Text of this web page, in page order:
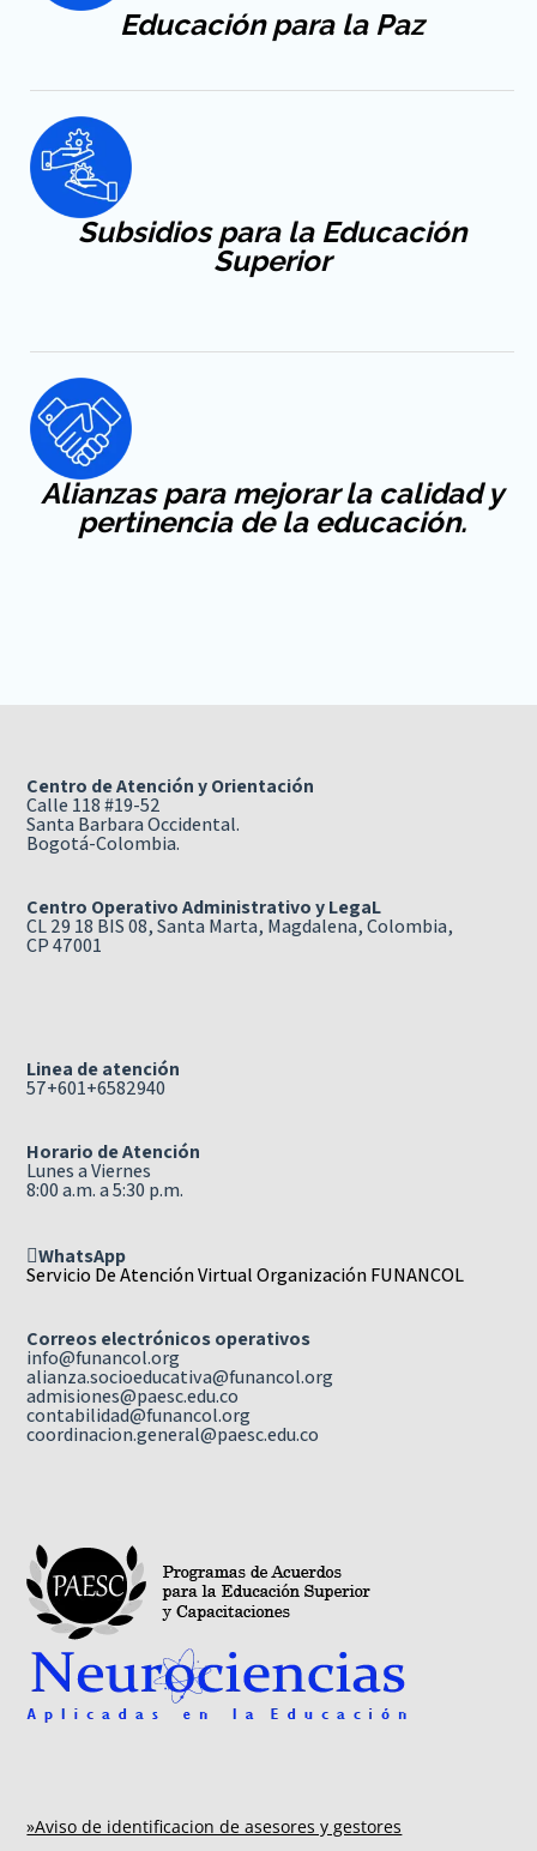
Educaciónpara la Paz
Subsidios para la Educación
Superior
Alianzas para mejorar la calidad y
pertinencia de la educación.
Centro de Atención y Orientación
Calle 118 #19-52
Santa Barbara Occidental.
Bogotá-Colombia.
Centro Operativo Administrativo y LegaL
CL 29 18 BIS 08, Santa Marta, Magdalena, Colombia,
CP 47001
Linea de atención
57+601+6582940
Horario de Atención
Lunes a Viernes
8:00 a.m. a 5:30 p.m.
WhatsApp
Servicio De Atención Virtual Organización FUNANCOL
Correos electrónicos operativos
info@funancol.org
alianza.socioeducativa@funancol.org
admisiones@paesc.edu.co
contabilidad@funancol.org
coordinacion.general@paesc.edu.co
»Aviso de identificacion de asesores y gestores